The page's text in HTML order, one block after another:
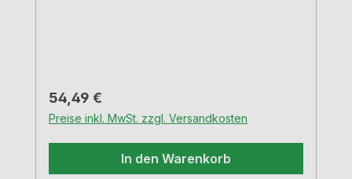
Regulärer Preis:
54,49 €
Preise inkl. MwSt. zzgl. Versandkosten
In den Warenkorb